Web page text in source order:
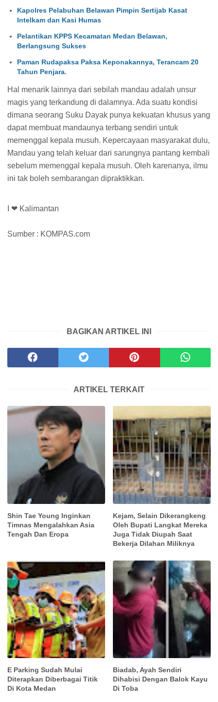
Kapolres Pelabuhan Belawan Pimpin Sertijab Kasat
Intelkam dan Kasi Humas
Pelantikan KPPS Kecamatan Medan Belawan,
Berlangsung Sukses
Paman Rudapaksa Paksa Keponakannya, Terancam 20
Tahun Penjara.
Hal menarik lainnya dari sebilah mandau adalah unsur
magis yang terkandung di dalamnya. Ada suatu kondisi
dimana seorang Suku Dayak punya kekuatan khusus yang
dapat membuat mandaunya terbang sendiri untuk
memenggal kepala musuh. Kepercayaan masyarakat dulu,
Mandau yang telah keluar dari sarungnya pantang kembali
sebelum memenggal kepala musuh. Oleh karenanya, ilmu
ini tak boleh sembarangan dipraktikkan.
I ❤ Kalimantan
Sumber : KOMPAS.com
BAGIKAN ARTIKEL INI
ARTIKEL TERKAIT
Shin Tae Young Inginkan
Timnas Mengalahkan Asia
Tengah Dan Eropa
Kejam, Selain Dikerangkeng
Oleh Bupati Langkat Mereka
Juga Tidak Diupah Saat
Bekerja Dilahan Miliknya
E Parking Sudah Mulai
Diterapkan Diberbagai Titik
Di Kota Medan
Biadab, Ayah Sendiri
Dihabisi Dengan Balok Kayu
Di Toba